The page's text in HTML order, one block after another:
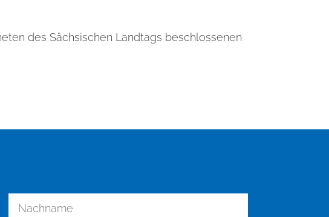
des Sächsischen Landtags beschlossenen